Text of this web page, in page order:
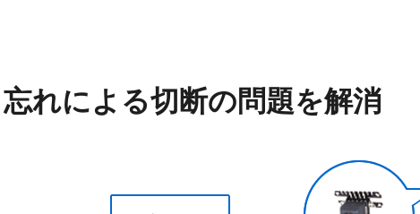
れによる切断の問題を解消